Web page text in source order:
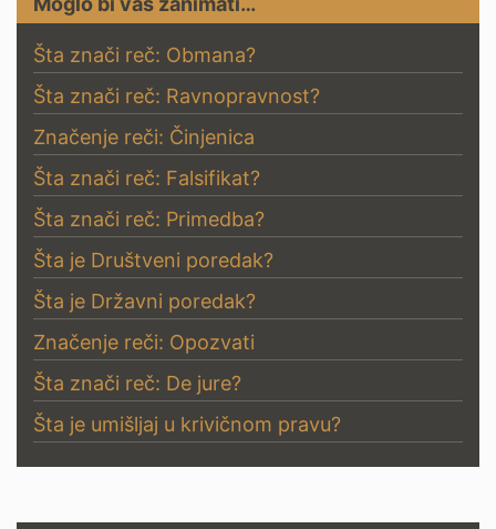
Šta znači reč: Obmana?
Šta znači reč: Ravnopravnost?
Značenje reči: Činjenica
Šta znači reč: Falsifikat?
Šta znači reč: Primedba?
Šta je Društveni poredak?
Šta je Državni poredak?
Značenje reči: Opozvati
Šta znači reč: De jure?
Šta je umišljaj u krivičnom pravu?